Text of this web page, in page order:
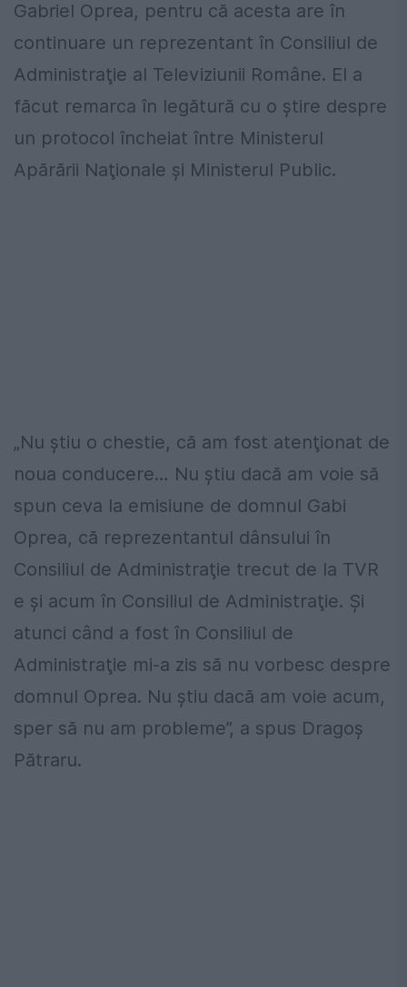
Gabriel Oprea, pentru că acesta are în
continuare un reprezentant în Consiliul de
Administraţie al Televiziunii Române. El a
făcut remarca în legătură cu o ştire despre
un protocol încheiat între Ministerul
Apărării Naţionale şi Ministerul Public.
„Nu ştiu o chestie, că am fost atenţionat de
noua conducere… Nu ştiu dacă am voie să
spun ceva la emisiune de domnul Gabi
Oprea, că reprezentantul dânsului în
Consiliul de Administraţie trecut de la TVR
e şi acum în Consiliul de Administraţie. Şi
atunci când a fost în Consiliul de
Administraţie mi-a zis să nu vorbesc despre
domnul Oprea. Nu ştiu dacă am voie acum,
sper să nu am probleme”, a spus Dragoş
Pătraru.